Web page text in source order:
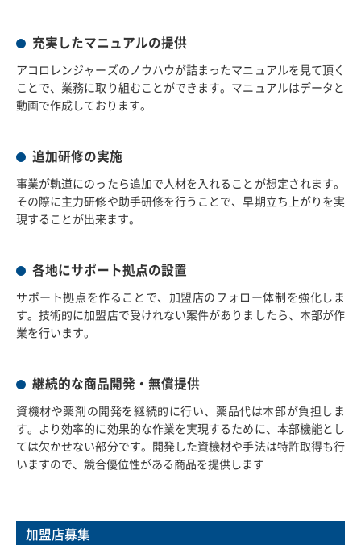
充実したマニュアルの提供
アコロレンジャーズのノウハウが詰まったマニュアルを見て頂く
ことで、業務に取り組むことができます。マニュアルはデータと
動画で作成しております。
追加研修の実施
事業が軌道にのったら追加で人材を入れることが想定されます。
その際に主力研修や助手研修を行うことで、早期立ち上がりを実
現することが出来ます。
各地にサポート拠点の設置
サポート拠点を作ることで、加盟店のフォロー体制を強化しま
す。技術的に加盟店で受けれない案件がありましたら、本部が作
業を行います。
継続的な商品開発・無償提供
資機材や薬剤の開発を継続的に行い、薬品代は本部が負担しま
す。より効率的に効果的な作業を実現するために、本部機能とし
ては欠かせない部分です。開発した資機材や手法は特許取得も行
いますので、競合優位性がある商品を提供します
加盟店募集